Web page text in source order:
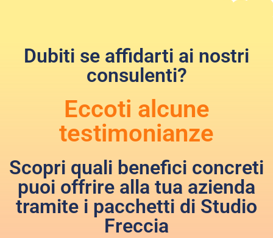
Dubiti se affidarti ai nostri
consulenti?
Eccoti alcune
testimonianze
Scopri quali benefici concreti
puoi offrire alla tua azienda
tramite i pacchetti di Studio
Freccia